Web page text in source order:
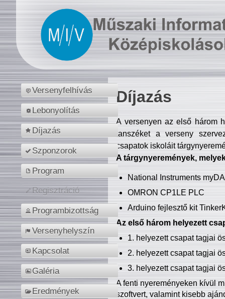
Versenyfelhívás
Lebonyolítás
Díjazás
Szponzorok
Program
Regisztráció
Programbizottság
Versenyhelyszín
Kapcsolat
Galéria
Eredmények
Díjazás
A versenyen az első három
tanszéket a verseny
csapatok iskoláit
A tárgynyeremények,
National Instruments
OMRON CP1LE PLC
Arduino fejlesztő kit
Az első három helyezett
1. helyezett csapat tagjai
2. helyezett csapat tagjai
3. helyezett csapat tagjai
A fenti nyereményeken kívül
szoftvert, valamint kisebb